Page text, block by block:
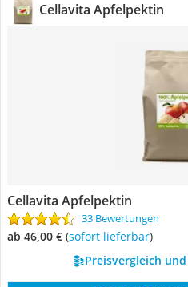
Cellavita Apfelpektin
Cellavita Apfelpektin
33 Bewertungen
ab 46,00 € ( Sofort lieferbar)
Preisvergleich